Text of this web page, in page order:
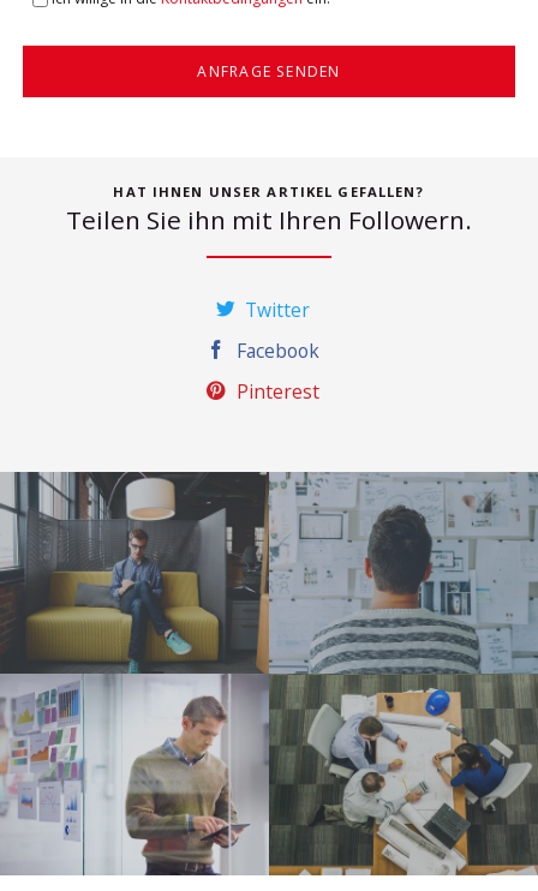
ANFRAGE SENDEN
HAT IHNEN UNSER ARTIKEL GEFALLEN?
Teilen Sie ihn mit Ihren Followern.
Twitter
Facebook
Pinterest